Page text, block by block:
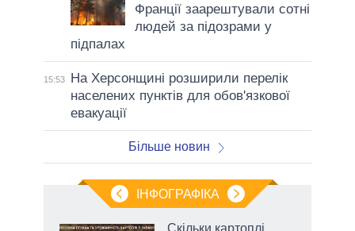
Франції заарештували сотні
людей за підозрами у
підпалах
15:53
На Херсонщині розширили перелік
населених пунктів для обов'язкової
евакуації
Більше новин
ІНФОГРАФІКА
Скільки картоплі